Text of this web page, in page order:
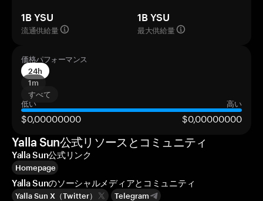
1B YSU
流通供給量
1B YSU
最大供給量
価格パフォーマンス
24h
1m
すべて
低い
高い
$0,00000000
$0,00000000
Yalla Sun公式リソースとコミュニティ
Yalla Sun公式リンク
Homepage
Yalla Sunのソーシャルメディアとコミュニティ
Yalla Sun X（Twitter） Telegram